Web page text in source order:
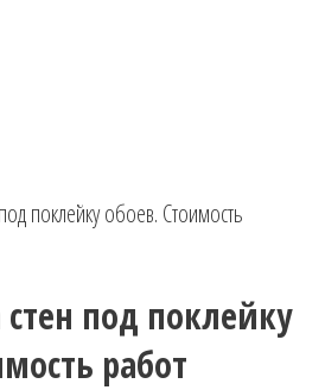
поклейку обоев. Стоимость
под поклейку
работ